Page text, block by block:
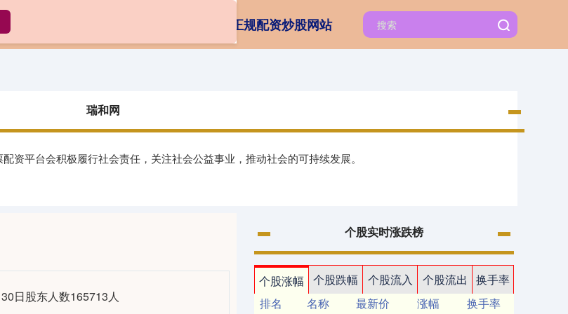
正规配资炒股网站
瑞和网
资平台会积极履行社会责任，关注社会公益事业，推动社会的可持续发展。
日股东人数165713人
个股实时涨跌榜
个股涨幅 个股跌幅 个股流入 个股流出
换手率
排名
名称 最新价 涨幅
换手率